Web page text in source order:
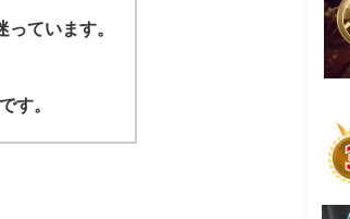
ています。
す。